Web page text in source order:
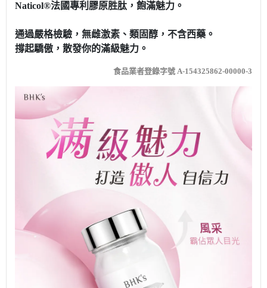
Naticol®法國專利膠原胜肽，飽滿魅力。
通過嚴格檢驗，無雌激素、類固醇，不含西藥。
撐起驕傲，散發你的滿級魅力。
食品業者登錄字號 A-154325862-00000-3